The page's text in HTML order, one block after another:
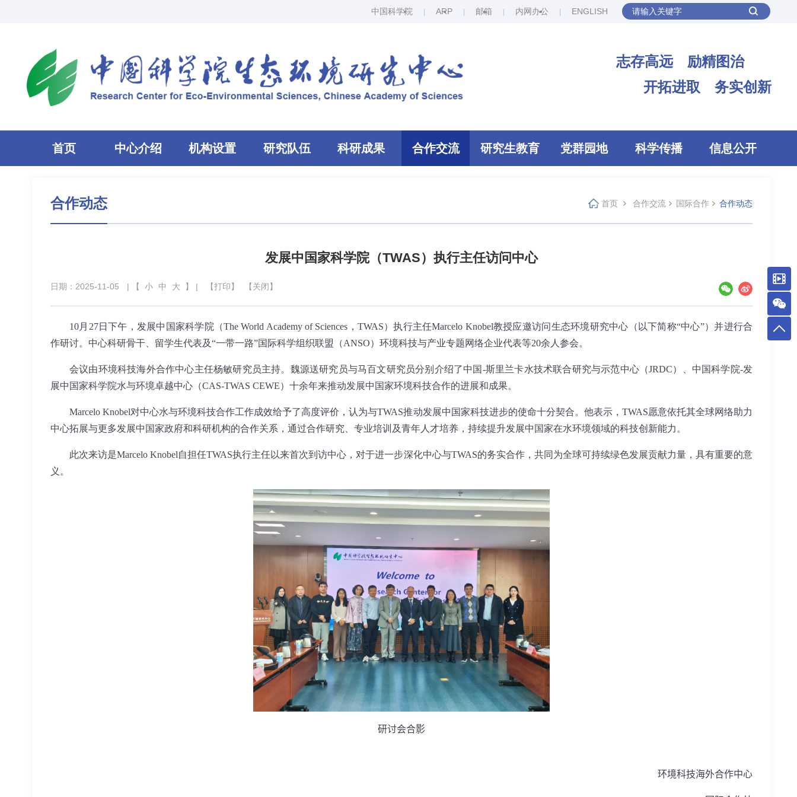
中国科学院 ARP 邮箱 内网办公 ENGLISH
志存高远 励精图治
开拓进取 务实创新
首页 中心介绍 机构设置 研究队伍 科研成果 合作交流 研究生教育 党群园地 科学传播 信息公开
合作动态 首页 合作交流 国际合作 合作动态
发展中国家科学院（TWAS）执行主任访问中心
日期：2025-11-05 | 【 小 中 大 】 | 【打印】 【关闭】
10月 27日下午，发展中国家科学院（The World Academy of Sciences ， TWAS）执行主任Marcelo Knobel教授应邀访问生态环境研究中心（以下简称“中心”）并进行合
作研讨。中心科研骨干、留学生代表及“一带一路”国际科学组织联盟（ANSO）环境科技与产业专题网络企业代表等20余人参会。
会议由环境科技海外合作中心主任杨敏研究员主持。魏源送研究员与马百文研究员分别介绍了中国 -斯里兰卡水技术联合研究与示范中心（JRDC）、中国科学院-发
展中国家科学院水与环境卓越中心（CAS-TWAS CEWE）十余年来推动发展中国家环境科技合作的进展和成果。
Marcelo Knobel对中心水与环境科技合作工作成效给予了高度评价，认为与TWAS推动发展中国家科技进步的使命十分契合。他表示， TWAS愿意依托其全球网络助力
中心拓展与更多发展中国家政府和科研机构的合作关系，通过合作研究、专业培训及青年人才培养，持续提升发展中国家在水环境领域的科技创新能力。
此次来访是Marcelo Knobel自担任TWAS执行主任以来首次到访中心，对于进一步深化中心与TWAS的务实合作，共同为全球可持续绿色发展贡献力量，具有重要的意
义。
研讨会合影
环境科技海外合作中心